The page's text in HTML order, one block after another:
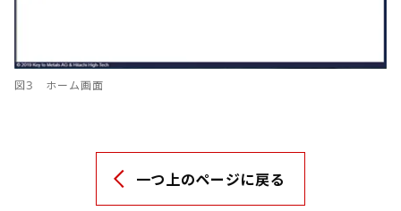
図3 ホーム画面
一つ上のページに戻る